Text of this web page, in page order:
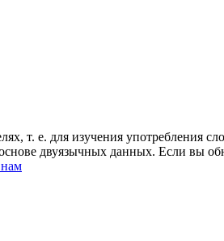
т. е. для изучения употребления
двуязычных данных. Если вы